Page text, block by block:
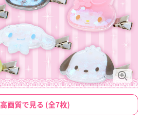
高画質で見る (全7枚)